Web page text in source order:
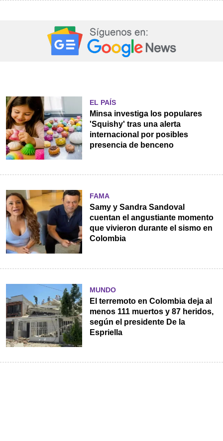
EL PAÍS
Minsa investiga los populares
'Squishy' tras una alerta
internacional por posibles
presencia de benceno
FAMA
Samy y Sandra Sandoval
cuentan el angustiante momento
que vivieron durante el sismo en
Colombia
MUNDO
El terremoto en Colombia deja al
menos 111 muertos y 87 heridos,
según el presidente De la
Espriella